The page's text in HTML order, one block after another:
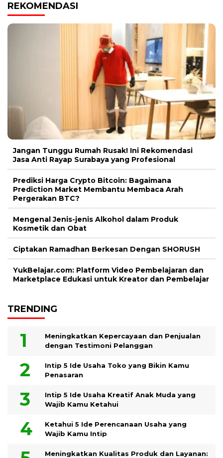
REKOMENDASI
Jangan Tunggu Rumah Rusak! Ini Rekomendasi
Jasa Anti Rayap Surabaya yang Profesional
Prediksi Harga Crypto Bitcoin: Bagaimana
Prediction Market Membantu Membaca Arah
Pergerakan BTC?
Mengenal Jenis-jenis Alkohol dalam Produk
Kosmetik dan Obat
Ciptakan Ramadhan Berkesan Dengan SHORUSH
YukBelajar.com: Platform Video Pembelajaran dan
Marketplace Edukasi untuk Kreator dan Pembelajar
TRENDING
Meningkatkan Kepercayaan dan Penjualan
dengan Testimoni Pelanggan
Intip 5 Ide Usaha Toko yang Bikin Kamu
Penasaran
Intip 5 Ide Usaha Kreatif Anak Muda yang
Wajib Kamu Ketahui
Ketahui 5 Ide Perencanaan Usaha yang
Wajib Kamu Intip
Meningkatkan Kualitas Produk dan Layanan: